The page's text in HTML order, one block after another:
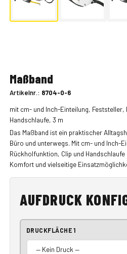
Maßband
Artikelnr.: 8704-0-6
mit cm- und Inch-Einteilung,
Handschlaufe, 3 m
Das Maßband ist ein praktischer
Büro und unterwegs. Mit cm- und Inch-
Rückholfunktion, Clip und
Komfort und vielseitige
AUFDRUCK
DRUCKFLÄCHE 1